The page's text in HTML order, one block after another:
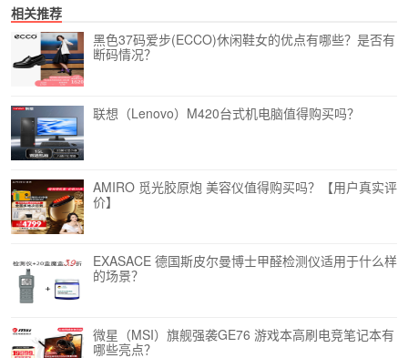
相关推荐
黑色37码爱步(ECCO)休闲鞋女的优点有哪些？是否有
断码情况？
联想（Lenovo）M420台式机电脑值得购买吗？
AMIRO 觅光胶原炮 美容仪值得购买吗？【用户真实评
价】
EXASACE 德国斯皮尔曼博士甲醛检测仪适用于什么样
的场景？
微星（MSI）旗舰强袭GE76 游戏本高刷电竞笔记本有
哪些亮点？